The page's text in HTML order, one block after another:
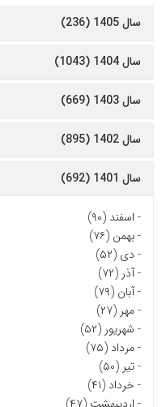
سال 1405 (236)
سال 1404 (1043)
سال 1403 (669)
سال 1402 (895)
سال 1401 (692)
- اسفند (۹۰)
-بهمن (۷۶)
- دی (۵۲)
-آذر (۷۲)
-آبان (۷۹)
-مهر (۲۷)
- شهریور (۵۲)
-مرداد (۷۵)
-تیر (۵۰)
- خرداد (۴۱)